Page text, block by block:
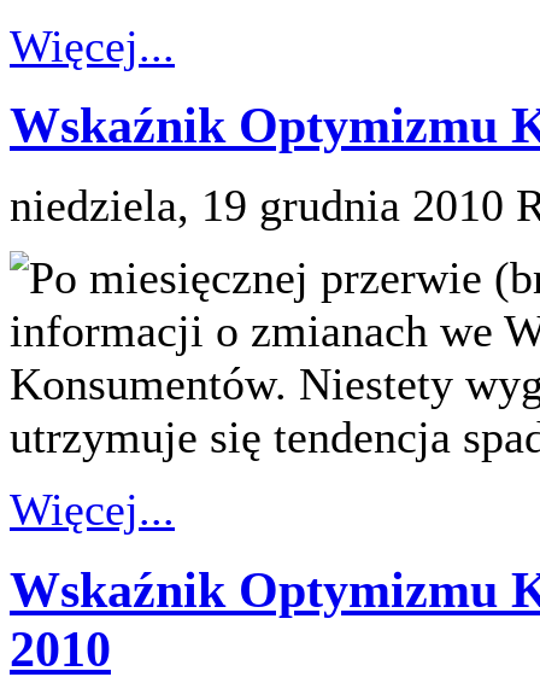
Więcej...
Wskaźnik Optymizmu
niedziela, 19 grudnia 2010
Po miesięcznej przerwie
informacji o zmianach we
Konsumentów. Niestety
utrzymuje się tendencja
Więcej...
Wskaźnik Optymizmu
2010